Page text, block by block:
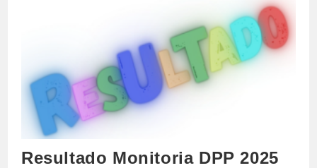
Resultado Monitoria DPP 2025